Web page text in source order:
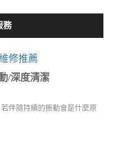
務
/深度清潔
伴隨持續的振動會是什麼原